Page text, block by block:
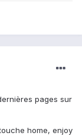
pages sur
home, enjoy